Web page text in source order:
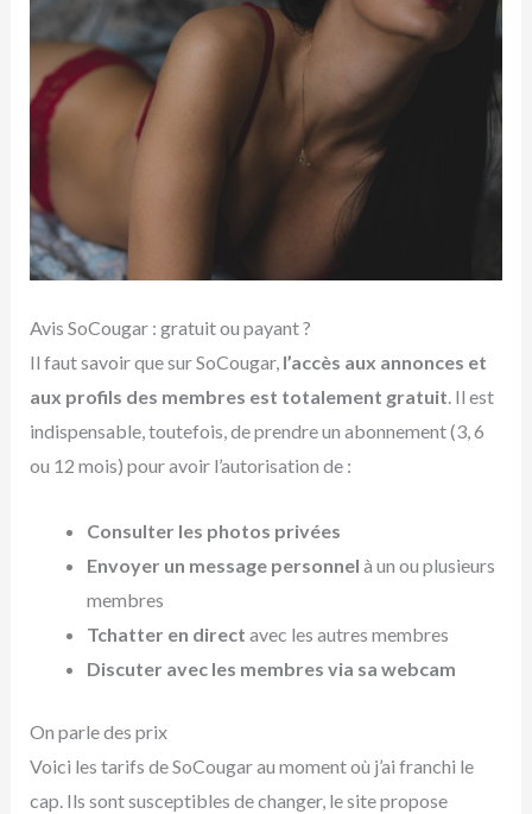
Avis SoCougar : gratuit ou payant ?
Il faut savoir que sur SoCougar, l’accès aux annonces et
aux profils des membres est totalement gratuit. Il est
indispensable, toutefois, de prendre un abonnement (3, 6
ou 12 mois) pour avoir l’autorisation de :
Consulter les photos privées
Envoyer un message personnel à un ou plusieurs
membres
Tchatter en direct avec les autres membres
Discuter avec les membres via sa webcam
On parle des prix
Voici les tarifs de SoCougar au moment où j’ai franchi le
cap. Ils sont susceptibles de changer, le site propose